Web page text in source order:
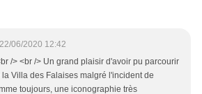
22/06/2020 12:42
/> <br /> Un grand plaisir d'avoir pu parcourir
la Villa des Falaises malgré l'incident de
toujours, une iconographie très